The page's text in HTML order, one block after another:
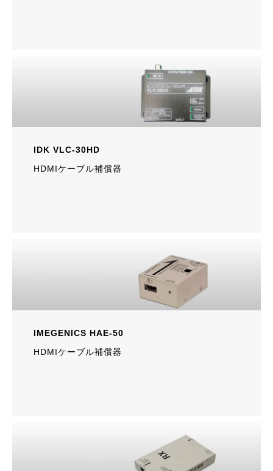
IDK VLC-30HD
HDMIケーブル補償器
IMEGENICS HAE-50
HDMIケーブル補償器